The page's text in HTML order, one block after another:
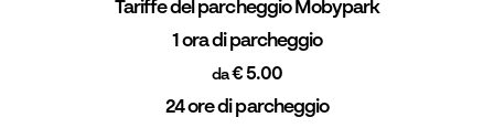
Tariffe del parcheggio Mobypark
1 ora di parcheggio
da€ 5.00
24 ore di parcheggio